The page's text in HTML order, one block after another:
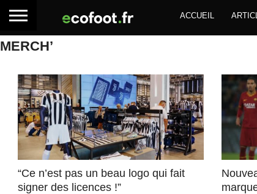
ACCUEIL
MERCH’
“Ce n’est pas un beau logo qui fait
signer des licences !”